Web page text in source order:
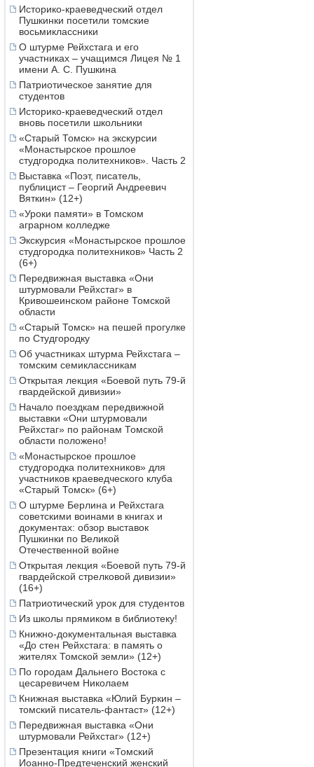
Историко-краеведческий отдел
Пушкинки посетили томские
восьмиклассники
О штурме Рейхстага и его
участниках – учащимся Лицея № 1
имени А. С. Пушкина
Патриотическое занятие для
студентов
Историко-краеведческий отдел
вновь посетили школьники
«Старый Томск» на экскурсии
«Монастырское прошлое
студгородка политехников». Часть 2
Выставка «Поэт, писатель,
публицист – Георгий Андреевич
Вяткин» (12+)
«Уроки памяти» в Томском
аграрном колледже
Экскурсия «Монастырское прошлое
студгородка политехников» Часть 2
(6+)
Передвижная выставка «Они
штурмовали Рейхстаг» в
Кривошеинском районе Томской
области
«Старый Томск» на пешей прогулке
по Студгородку
Об участниках штурма Рейхстага –
томским семиклассникам
Открытая лекция «Боевой путь 79-й
гвардейской дивизии»
Начало поездкам передвижной
выставки «Они штурмовали
Рейхстаг» по районам Томской
области положено!
«Монастырское прошлое
студгородка политехников» для
участников краеведческого клуба
«Старый Томск» (6+)
О штурме Берлина и Рейхстага
советскими воинами в книгах и
документах: обзор выставок
Пушкинки по Великой
Отечественной войне
Открытая лекция «Боевой путь 79-й
гвардейской стрелковой дивизии»
(16+)
Патриотический урок для студентов
Из школы прямиком в библиотеку!
Книжно-документальная выставка
«До стен Рейхстага: в память о
жителях Томской земли» (12+)
По городам Дальнего Востока с
цесаревичем Николаем
Книжная выставка «Юлий Буркин –
томский писатель-фантаст» (12+)
Передвижная выставка «Они
штурмовали Рейхстаг» (12+)
Презентация книги «Томский
Иоанно-Предтеченский женский